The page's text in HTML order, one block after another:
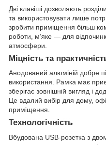
Дві клавіші дозволяють
та використовувати лише
зробити приміщення більш
роботи, м’яке — для
атмосфери.
Міцність та
Анодований алюміній добре
використання. Рамка має
зберігає зовнішній вигляд і
Це вдалий вибір для дому,
приміщення.
Технологічність
Вбудована USB-розетка з